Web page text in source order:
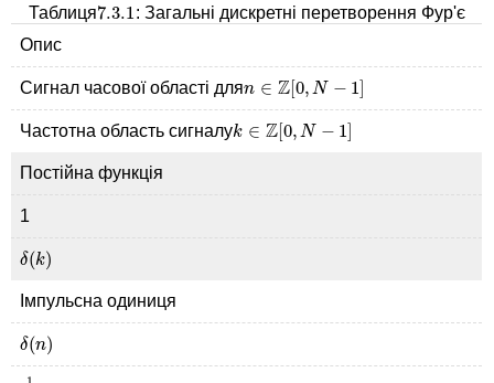
Таблиця7.3.1
7.3.1: Загальні дискретні перетворення Фур'є
Опис
Сигнал часової області дляn ∈ Z[0, N − 1]
n∈Z[0 ,N−1 ]
Частотна область сигналуk ∈ Z[0, N − 1]
k∈Z[0 ,N−1 ]
Постійна функція
1
δ(k)
δ(k)
Імпульсна одиниця
δ(n)
δ(n)